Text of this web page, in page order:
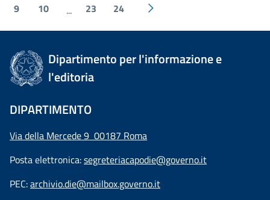
9 10 ... 23 24
Dipartimento per l'informazione e
l'editoria
DIPARTIMENTO
Via della Mercede 9 00187 Roma
Posta elettronica:segreteriacapodie@governo.it
PEC:archivio.die@mailbox.governo.it